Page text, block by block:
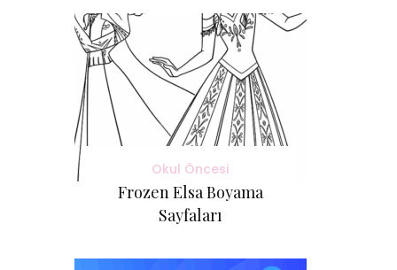
Okul Öncesi
Frozen Elsa Boyama
Sayfaları